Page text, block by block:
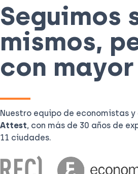
Seguimos
mismos,
con
Nuestro equipo de economistas
Attest, con más de 30 años de
11 ciudades.